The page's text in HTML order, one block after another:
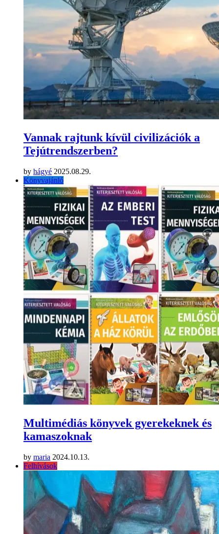
Vannak rajtunk kívül civilizációk a
Tejútrendszerben?
by hágyé 2025.08.29.
Könyvajánló
Multimédiás könyvek gyerekeknek és
kamaszoknak
by maria 2024.10.13.
Felhívások